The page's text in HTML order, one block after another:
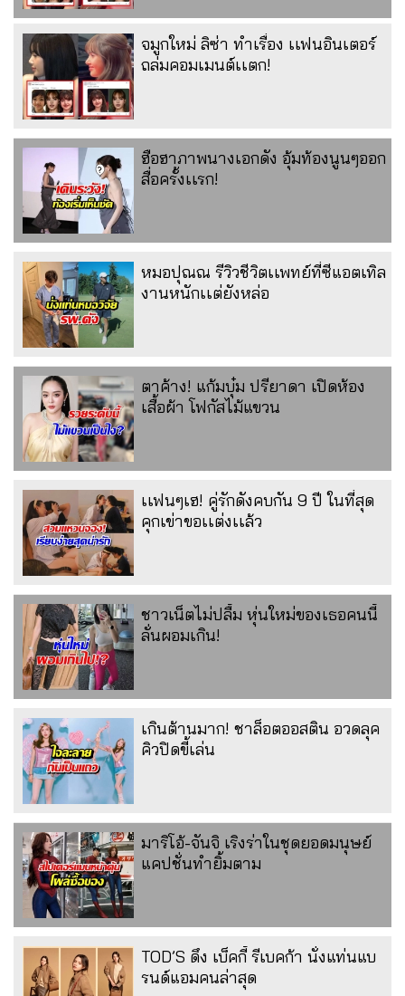
จมูกใหม่ ลิซ่า ทำเรื่อง เเฟนอินเตอร์
ถล่มคอมเมนต์เเตก!
ฮือฮาภาพนางเอกดัง อุ้มท้องนูนๆออก
สื่อครั้งเเรก!
หมอปุณณ รีวิวชีวิตเเพทย์ที่ซีแอตเทิล
งานหนักเเต่ยังหล่อ
ตาค้าง! แก้มบุ๋ม ปรียาดา เปิดห้อง
เสื้อผ้า โฟกัสไม้แขวน
เเฟนๆเฮ! คู่รักดังคบกัน 9 ปี ในที่สุด
คุกเข่าขอเเต่งเเล้ว
ชาวเน็ตไม่ปลื้ม หุ่นใหม่ของเธอคนนี้
ลั่นผอมเกิน!
เกินต้านมาก! ชาล็อตออสติน อวดลุค
คิวปิดขี้เล่น
มาริโอ้-จันจิ เริงร่าในชุดยอดมนุษย์
แคปชั่นทำยิ้มตาม
TOD’S ดึง เบ็คกี้ รีเบคก้า นั่งแท่นแบ
รนด์แอมคนล่าสุด